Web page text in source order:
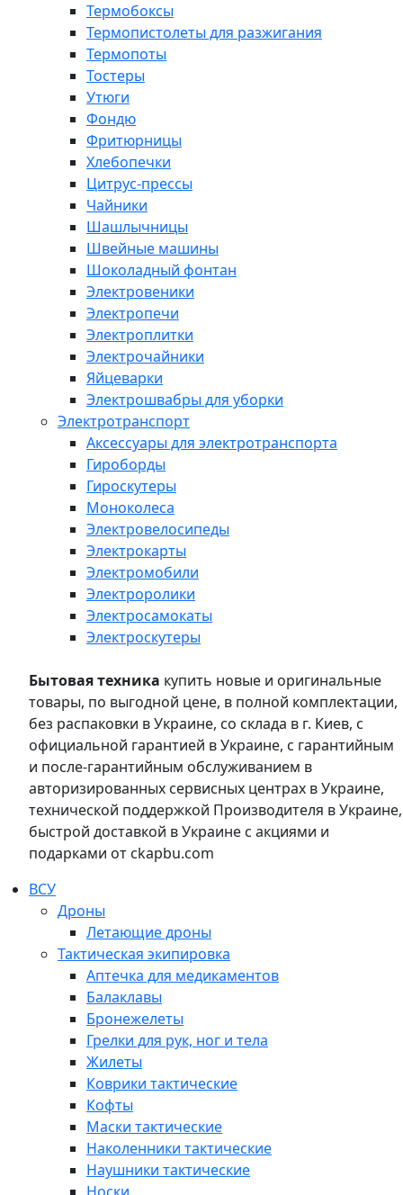
Термобоксы
Термопистолеты для разжигания
Термопоты
Тостеры
Утюги
Фондю
Фритюрницы
Хлебопечки
Цитрус-прессы
Чайники
Шашлычницы
Швейные машины
Шоколадный фонтан
Электровеники
Электропечи
Электроплитки
Электрочайники
Яйцеварки
Электрошвабры для уборки
Электротранспорт
Аксессуары для электротранспорта
Гироборды
Гироскутеры
Моноколеса
Электровелосипеды
Электрокарты
Электромобили
Электроролики
Электросамокаты
Электроскутеры
Бытовая техника купить новые и оригинальные
товары, по выгодной цене, в полной комплектации,
без распаковки в Украине, со склада в г. Киев, с
официальной гарантией в Украине, с гарантийным
и после-гарантийным обслуживанием в
авторизированных сервисных центрах в Украине,
технической поддержкой Производителя в Украине,
быстрой доставкой в Украине с акциями и
подарками от ckapbu.com
ВСУ
Дроны
Летающие дроны
Тактическая экипировка
Аптечка для медикаментов
Балаклавы
Бронежелеты
Грелки для рук, ног и тела
Жилеты
Коврики тактические
Кофты
Маски тактические
Наколенники тактические
Наушники тактические